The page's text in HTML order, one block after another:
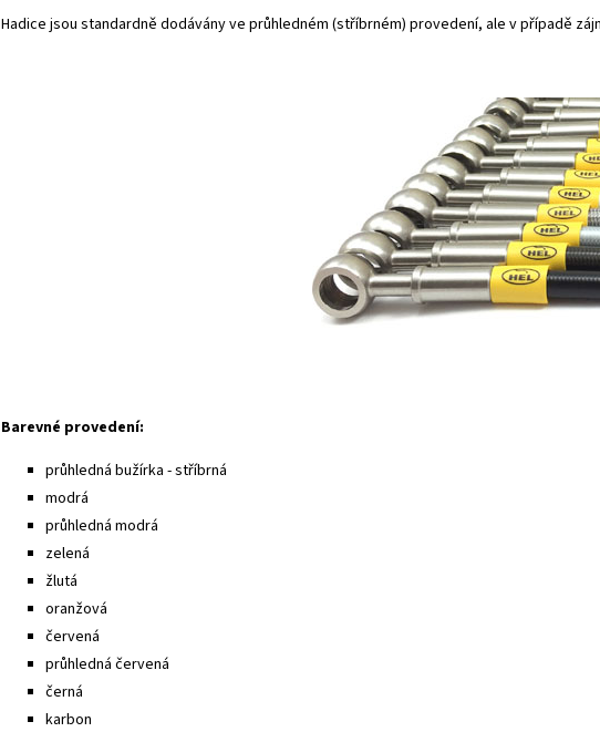
Hadice jsou standardně dodávány ve průhledném (stříbrném) provedení, ale v případě
Barevné provedení:
průhledná bužírka - stříbrná
modrá
průhledná modrá
zelená
žlutá
oranžová
červená
průhledná červená
černá
karbon